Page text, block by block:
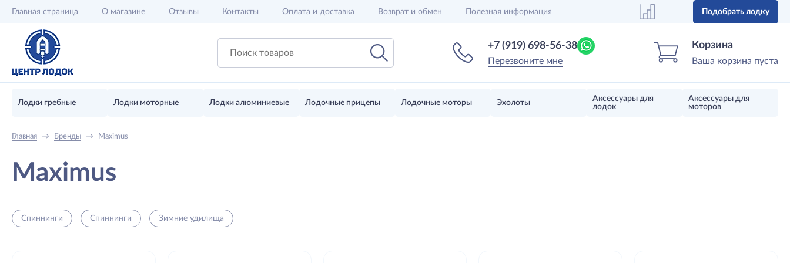
Главная страница О магазине Отзывы Контакты Оплата и доставка Возврат и обмен Полезная информация Подобрать лодку
Корзина
Ваша корзина пуста
+7 (919) 698-56-38
Перезвоните мне
Лодки гребные Лодки моторные Лодки алюминиевые Лодочные прицепы Лодочные моторы Эхолоты
Аксессуары для
лодок
Аксессуары для
моторов
Главная → Бренды → Maximus
Maximus
Спиннинги Спиннинги Зимние удилища